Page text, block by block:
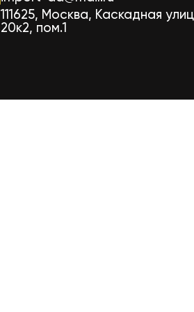
111625, Москва, Каскадная
20к2, пом.1